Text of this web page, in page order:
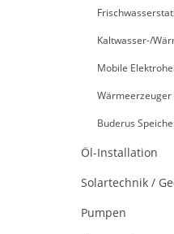
Kaltwasser-/
Mobile
Wärmeerzeuger
Buderus
Öl-Installation
Solartechnik /
Pumpen